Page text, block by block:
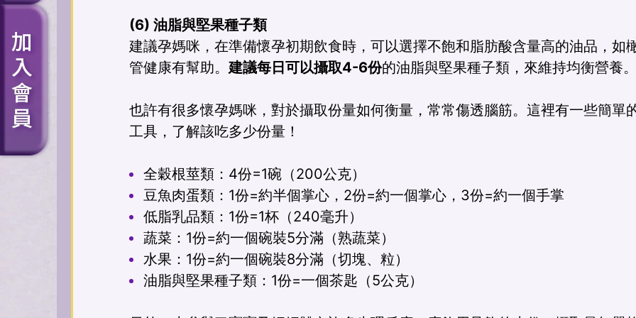
(6) 油脂與堅果種子類
建議孕媽咪，在準備懷孕初期飲食時，可以選擇不飽和脂肪酸含量高的油品，如
管健康有幫助。 建議每日可以攝取4-6份的油脂與堅果種子類，來維持均衡營養
也許有很多懷孕媽咪，對於攝取份量如何衡量，常常傷透腦筋。這裡有一些簡單
工具，了解該吃多少份量！
全穀根莖類：4份=1碗（200公克）
豆魚肉蛋類：1份=約半個掌心，2份=約一個掌心，3份=約一個手掌
低脂乳品類：1份=1杯（240毫升）
蔬菜：1份=約一個碗裝5分滿（熟蔬菜）
水果：1份=約一個碗裝8分滿（切塊、粒）
油脂與堅果種子類：1份=一個茶匙（5公克）